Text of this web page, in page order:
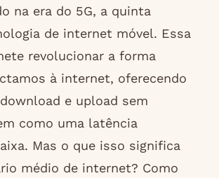
na era do 5G, a quinta
de internet móvel. Essa
revolucionar a forma
à internet, oferecendo
e upload sem
como uma latência
Mas o que isso significa
médio de internet? Como